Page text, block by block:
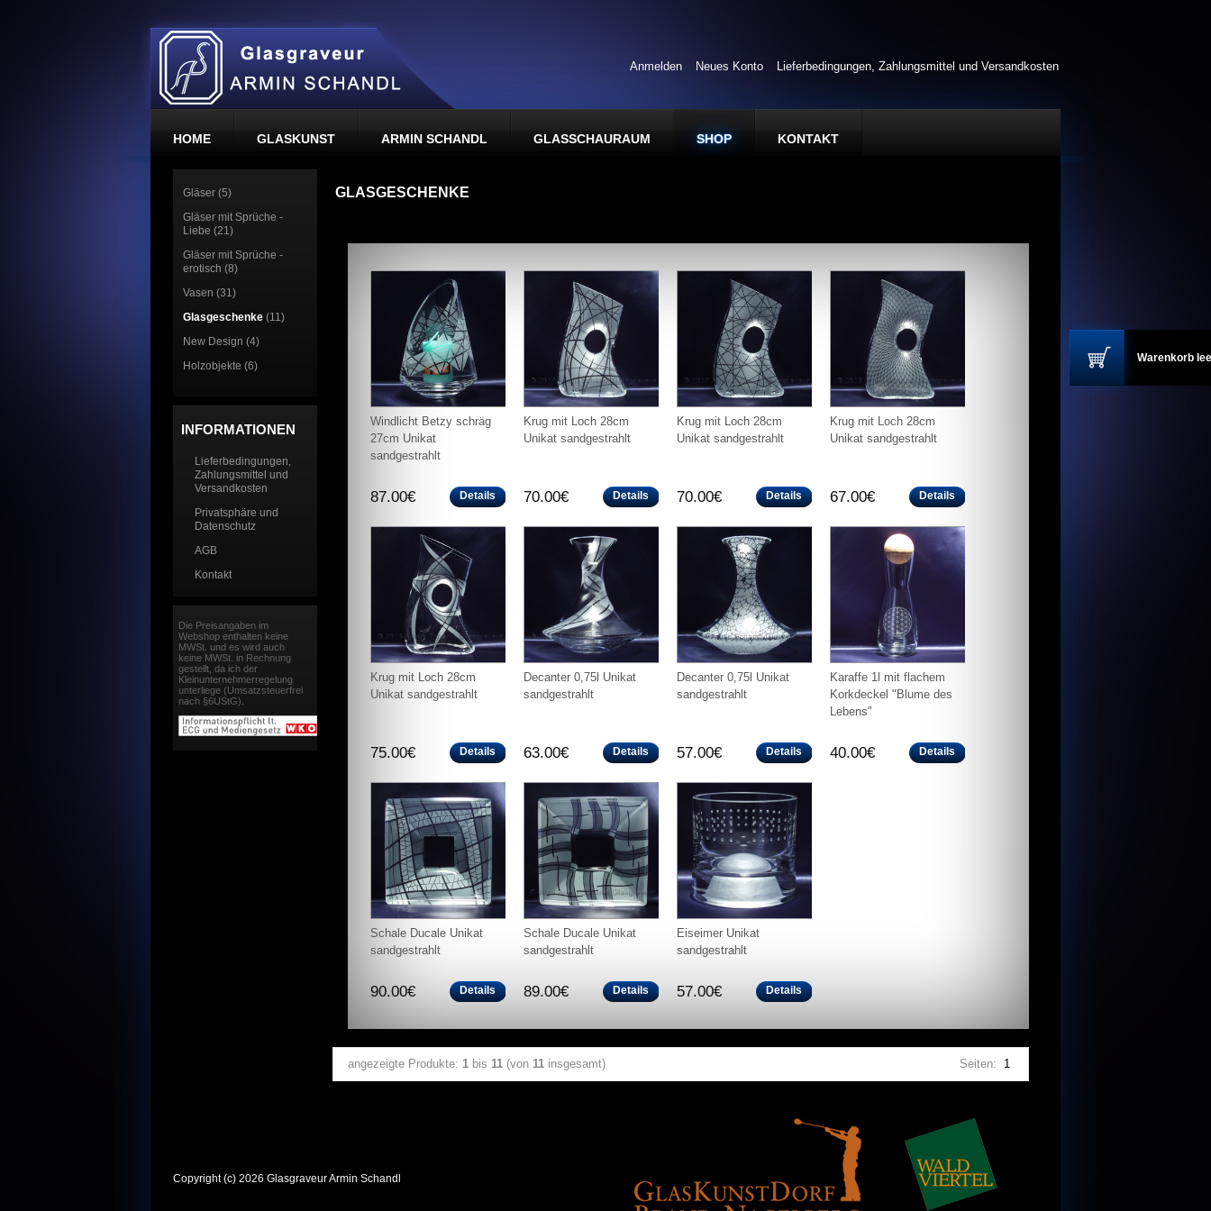
Warenkorb
Anmelden Neues Konto Lieferbedingungen, Zahlungsmittel und Versandkosten
HOME GLASKUNST ARMIN SCHANDL GLASSCHAURAUM SHOP KONTAKT
GLASGESCHENKE
Windlicht Betzy schräg
27cm Unikat
sandgestrahlt
87.00€ Details
Krug mit Loch 28cm
Unikat sandgestrahlt
70.00€ Details
Krug mit Loch 28cm
Unikat sandgestrahlt
70.00€ Details
Krug mit Loch 28cm
Unikat sandgestrahlt
67.00€ Details
Krug mit Loch 28cm
Unikat sandgestrahlt
75.00€ Details
Decanter 0,75l Unikat
sandgestrahlt
63.00€ Details
Decanter 0,75l Unikat
sandgestrahlt
57.00€ Details
Karaffe 1l mit flachem
Korkdeckel "Blume des
Lebens"
40.00€ Details
Schale Ducale Unikat
sandgestrahlt
90.00€ Details
Schale Ducale Unikat
sandgestrahlt
89.00€ Details
Eiseimer Unikat
sandgestrahlt
57.00€ Details
angezeigte Produkte: 1 bis 11 (von 11 insgesamt) Seiten: 1
Gläser (5)
Gläser mit Sprüche -
Liebe (21)
Gläser mit Sprüche -
erotisch (8)
Vasen (31)
Glasgeschenke (11)
New Design (4)
Holzobjekte (6)
INFORMATIONEN
Lieferbedingungen,
Zahlungsmittel und
Versandkosten
Privatsphäre und
Datenschutz
AGB
Kontakt
Die Preisangaben im
Webshop enthalten keine
MWSt. und es wird auch
keine MWSt. in Rechnung
gestellt, da ich der
Kleinunternehmerregelung
unterliege (Umsatzsteuerfrei
nach §6UStG).
Copyright (c) 2026 Glasgraveur Armin Schandl